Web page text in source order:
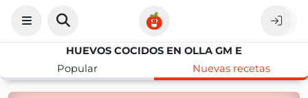
HUEVOS COCIDOS EN OLLA GM E
Popular
Nuevas recetas